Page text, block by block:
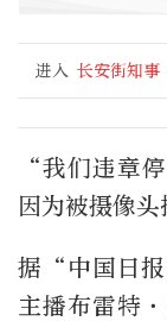
进入 长安街知事
“我们违章
因为被摄像
据“中国日
主播布雷特